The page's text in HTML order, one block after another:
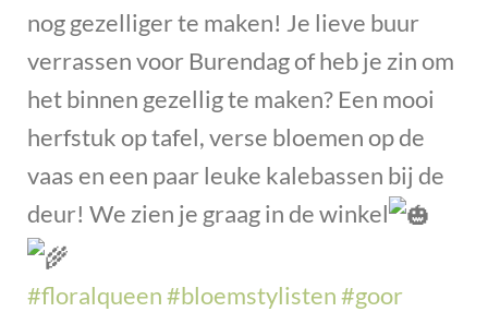
nog gezelliger te maken! Je lieve buur
verrassen voor Burendag of heb je zin om
het binnen gezellig te maken? Een mooi
herfstuk op tafel, verse bloemen op de
vaas en een paar leuke kalebassen bij de
deur! We zien je graag in de winkel
#floralqueen#bloemstylisten#goor